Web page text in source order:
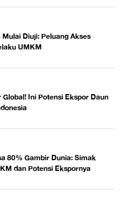
Diuji: Peluang Akses
UMKM
Global! Ini Potensi Ekspor Daun
80% Gambir Dunia: Simak
dan Potensi Ekspornya